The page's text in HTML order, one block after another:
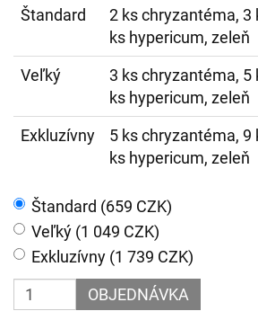
Štandard
2 ks chryzantéma, 3
ks hypericum, zeleň
Veľký
3 ks chryzantéma, 5
ks hypericum, zeleň
Exkluzívny
5 ks chryzantéma, 9
ks hypericum, zeleň
Štandard (659 CZK)
Veľký (1 049 CZK)
Exkluzívny (1 739 CZK)
OBJEDNÁVKA